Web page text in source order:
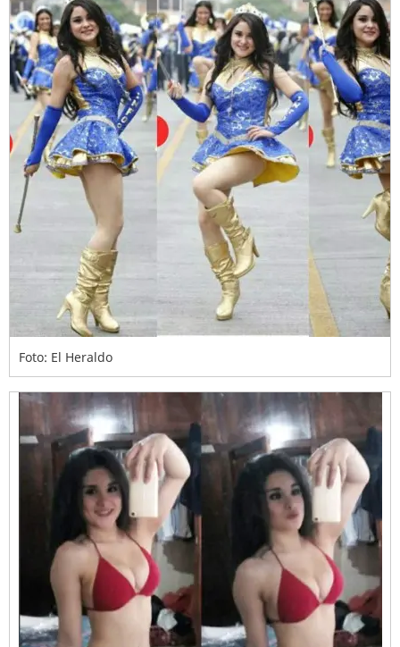
Foto: El Heraldo